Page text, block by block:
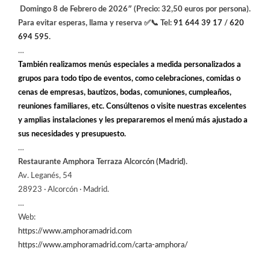
Domingo 8 de Febrero de 2026″ (Precio: 32,50 euros por persona).
Para evitar esperas, llama y reserva ✅📞 Tel: 91 644 39 17 / 620
694 595.
…
También realizamos menús especiales a medida personalizados a
grupos para todo tipo de eventos, como celebraciones, comidas o
cenas de empresas, bautizos, bodas, comuniones, cumpleaños,
reuniones familiares, etc. Consúltenos o visite nuestras excelentes
y amplias instalaciones y les prepararemos el menú más ajustado a
sus necesidades y presupuesto.
…
Restaurante Amphora Terraza Alcorcón (Madrid).
Av. Leganés, 54
28923 · Alcorcón · Madrid.
…
Web:
https://www.amphoramadrid.com
https://www.amphoramadrid.com/carta-amphora/